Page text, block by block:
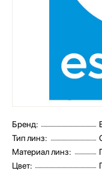
Бренд:
Тип линз:
Материал линз:
Цвет: